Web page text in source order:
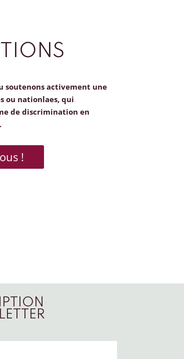
soutenons activement une
ou nationlaes, qui
de discrimination en
!